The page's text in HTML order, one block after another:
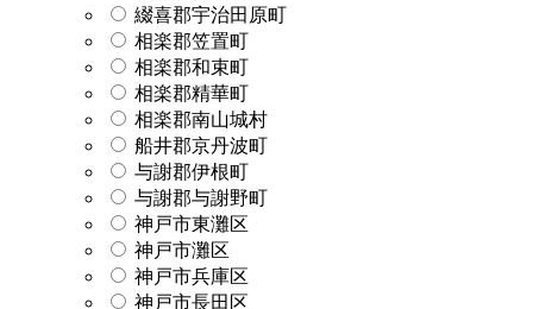
綴喜郡宇治田原町
相楽郡笠置町
相楽郡和束町
相楽郡精華町
相楽郡南山城村
船井郡京丹波町
与謝郡伊根町
与謝郡与謝野町
神戸市東灘区
神戸市灘区
神戸市兵庫区
神戸市長田区